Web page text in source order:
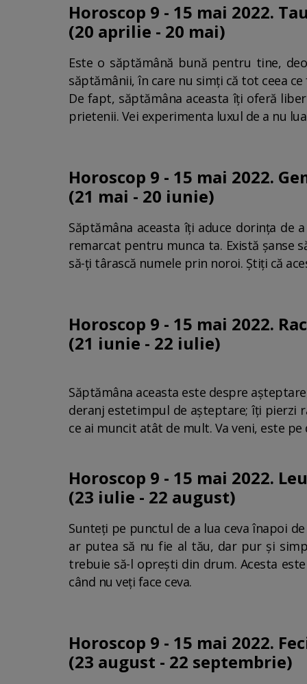
Horoscop 9 - 15 mai 2022.
(20 aprilie - 20 mai)
Este o săptămână bună pentru tine,
săptămânii, în care nu simți că tot ceea
De fapt, săptămâna aceasta îți oferă
prietenii. Vei experimenta luxul de a nu
Horoscop 9 - 15 mai 2022.
(21 mai - 20 iunie)
Săptămâna aceasta îți aduce dorința
remarcat pentru munca ta. Există șanse
să-ți târască numele prin noroi. Știți că
Horoscop 9 - 15 mai 2022. Rac
(21 iunie - 22 iulie)
Săptămâna aceasta este despre
deranj estetimpul de așteptare; îți pierzi
ce ai muncit atât de mult. Va veni, este
Horoscop 9 - 15 mai 2022. Leu
(23 iulie - 22 august)
Sunteți pe punctul de a lua ceva înapoi
ar putea să nu fie al tău, dar pur și
trebuie să-l oprești din drum. Acesta
când nu veți face ceva.
Horoscop 9 - 15 mai 2022.
(23 august - 22 septembrie)